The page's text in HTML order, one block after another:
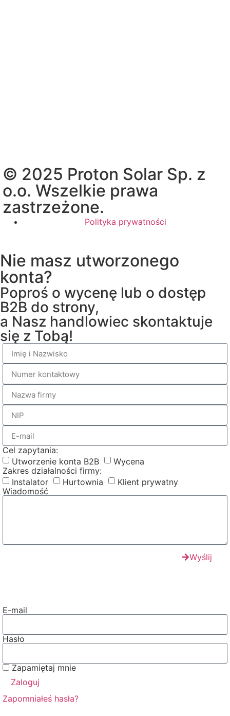
© 2025 Proton Solar Sp. z
o.o. Wszelkie prawa
zastrzeżone.
Polityka prywatności
Nie masz utworzonego
konta?
Poproś o wycenę lub o dostęp
B2B do strony,
a Nasz handlowiec skontaktuje
się z Tobą!
Cel zapytania:
Utworzenie konta B2B
Wycena
Zakres działalności firmy:
Instalator
Hurtownia
Klient prywatny
Wiadomość
Wyślij
E-mail
Hasło
Zapamiętaj mnie
Zaloguj
Zapomniałeś hasła?